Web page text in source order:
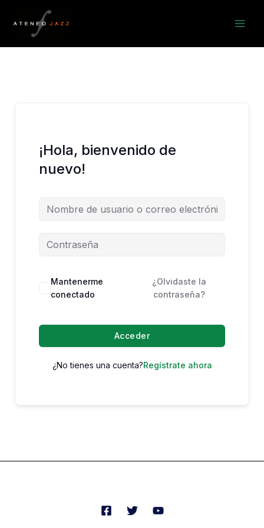
contenido
¡Hola, bienvenido de
nuevo!
Mantenerme
conectado
¿Olvidaste la
contraseña?
Acceder
¿No tienes una cuenta?Regístrate ahora